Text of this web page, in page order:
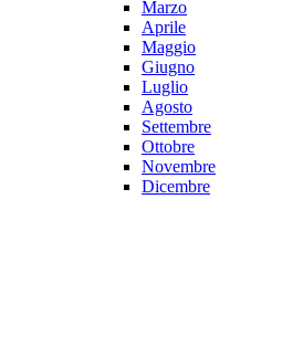
Marzo
Aprile
Maggio
Giugno
Luglio
Agosto
Settembre
Ottobre
Novembre
Dicembre